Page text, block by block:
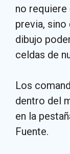
no requiere
previa,
dibujo
celdas de
Los
dentro del
en la
Fuente.